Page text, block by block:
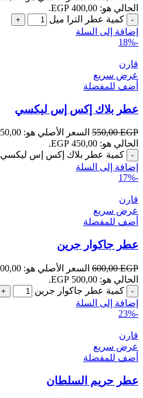
الحالي هو: 400,00 EGP.
كمية عطر الترا ميل
إضافة إلى السلة
-18%
قارن
عرض سريع
أضف للمفضلة
عطر بلاك إكس إس ليكسي
550,00EGP السعر الأصلي هو: 550,00 EGP.
الحالي هو: 450,00 EGP.
كمية عطر بلاك إكس إس ليكسي
إضافة إلى السلة
-17%
قارن
عرض سريع
أضف للمفضلة
عطر جاكوار جرين
600,00EGP السعر الأصلي هو: 600,00 EGP.
الحالي هو: 500,00 EGP.
كمية عطر جاكوار جرين
إضافة إلى السلة
-23%
قارن
عرض سريع
أضف للمفضلة
عطر حريم السلطان